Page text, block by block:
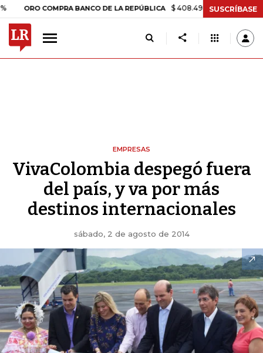
COMPRA BANCO DE LA REPÚBLICA $ 408.498,97 +$ 8.753,81
SUSCRÍBASE
EMPRESAS
VivaColombia despegó fuera
del país, y va por más
destinos internacionales
sábado, 2 de agosto de 2014